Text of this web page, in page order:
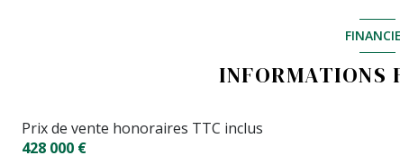
INFORMATIONS
Prix de vente honoraires TTC inclus
428 000 €